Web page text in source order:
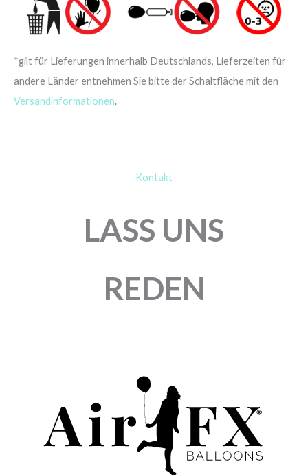
*gilt für Lieferungen innerhalb Deutschlands, Lieferzeiten für
andere Länder entnehmen Sie bitte der Schaltfläche mit den
Versandinformationen.
Kontakt
LASS UNS
REDEN